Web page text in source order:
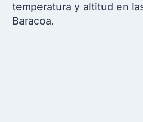
temperatura y altitud en
Baracoa.